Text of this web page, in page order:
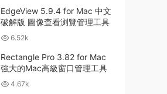
EdgeView 5.9.4 for Mac 中文
破解版 圖像查看浏覽管理工具
6.52k
Rectangle Pro 3.82 for Mac
強大的Mac高級窗口管理工具
4.67k